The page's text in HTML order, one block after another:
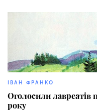
ІВАН ФРАНКО
Оголосили лавреатів
року